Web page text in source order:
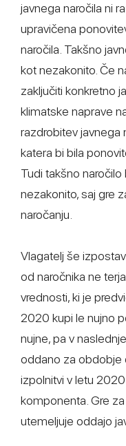
javnega naročila ni
upravičena
naročila. Takšno
kot nezakonito. Če
zaključiti konkretno
klimatske naprave
razdrobitev javnega
katera bi bila
Tudi takšno
nezakonito, saj gre
naročanju.
Vlagatelj še
od naročnika ne
vrednosti, ki je
2020 kupi le nujno
nujne, pa v
oddano za obdobje
izpolnitvi v letu
komponenta. Gre
utemeljuje oddajo